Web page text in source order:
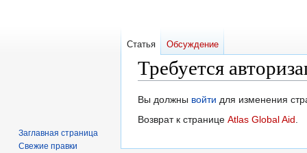
Требуется
Перейти
к
Перейти
к
Вы должны войти для изменения
Возврат к странице Atlas Global Aid.
Статья Обсуждение
Заглавная страница
Свежие правки